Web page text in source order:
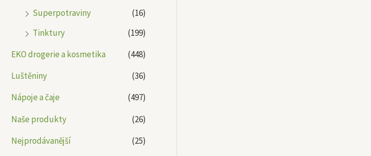
Superpotraviny
(16)
Tinktury
(199)
EKO drogerie a kosmetika
(448)
Luštěniny
(36)
Nápoje a čaje
(497)
Naše produkty
(26)
Nejprodávanější
(25)